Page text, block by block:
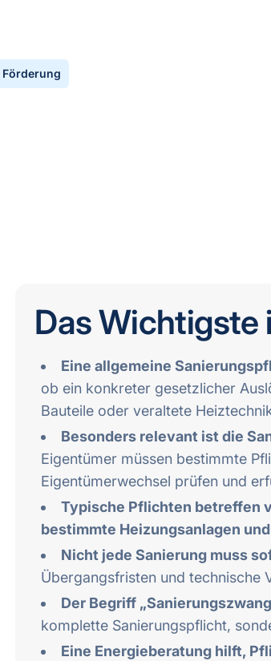
Förderung
Das Wichtigste
Eine allgemeine
ob ein konkreter gesetzlicher
Bauteile oder veraltete
Besonders relevant ist die
Eigentümer müssen bestimmte
Eigentümerwechsel prüfen und
Typische Pflichten betreffen
bestimmte Heizungsanlagen
Nicht jede Sanierung muss
Übergangsfristen und technische
Der Begriff
komplette Sanierungspflicht,
Eine Energieberatung hilft,